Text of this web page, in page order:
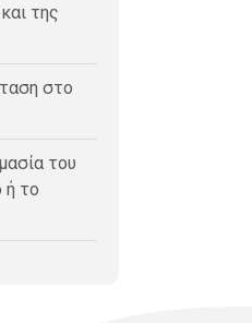
της
στο
του
ή το